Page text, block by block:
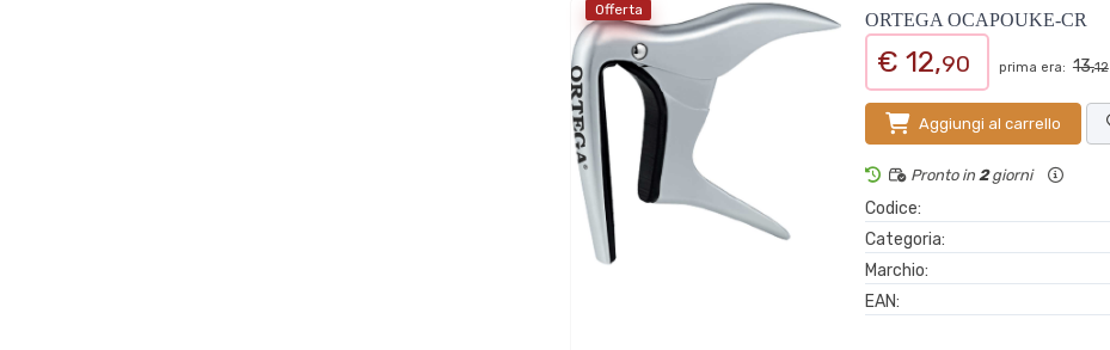
Offerta ORTEGA OCAPOUKE-CR
€ 12,90 prima era: 13,12
Aggiungi al carrello
Pronto in 2giorni
Codice:
Categoria:
Marchio:
EAN: